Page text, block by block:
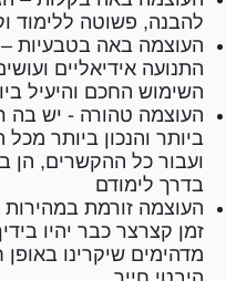
להבנה, פשוטה ללימוד
העוצמה באה בטבעיות –
התנועה אידיאליים
השימוש החכם והיעיל
העוצמה טהורה - יש בה
ביותר והנכון ביותר מכל
ועבור כל ההקשרים, הן
בדרך לימודם
העוצמה זורמת
זמן קצרצר כבר יהיו
מדהימים שיקרינו באופן